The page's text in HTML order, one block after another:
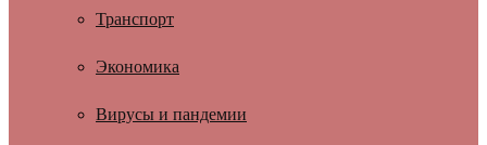
Транспорт
Экономика
Вирусы и пандемии